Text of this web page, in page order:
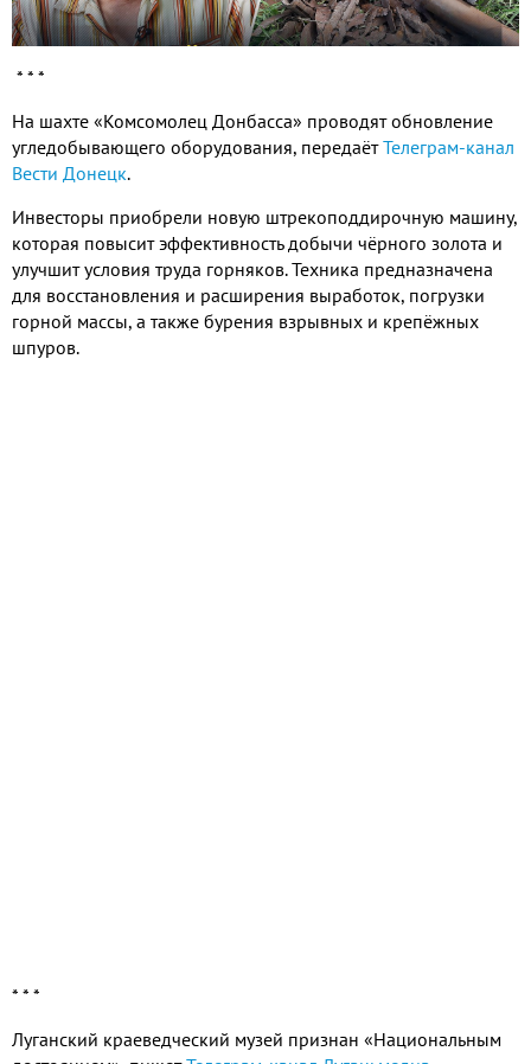
* * *
На шахте «Комсомолец Донбасса» проводят обновление
угледобывающего оборудования, передаётТелеграм-канал
Вести Донецк.
Инвесторы приобрели новую штрекоподдирочную машину,
которая повысит эффективность добычи чёрного золота и
улучшит условия труда горняков. Техника предназначена
для восстановления и расширения выработок, погрузки
горной массы, а также бурения взрывных и крепёжных
шпуров.
* * *
Луганский краеведческий музей признан «Национальным